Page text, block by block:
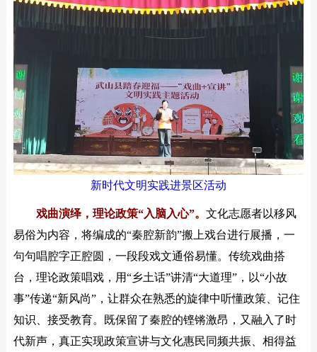
新时代文明实践进景区活动
戏曲演绎，理论政策“入脑入心”。 文化志愿者以移风
易俗为内容，将编成的“秦腔新韵”搬上戏台进行展播，一
句句唱腔字正腔圆，一段段戏文通俗易懂。传统戏曲搭
台，理论政策唱戏，用“乡土话”讲清“大道理”，以“小故
事”传递“新风尚”，让群众在熟悉的旋律中听懂政策、记住
知识、接受教育。既保留了秦腔的铿锵激昂，又融入了时
代新声，真正实现政策宣讲与文化惠民同频共振、相得益